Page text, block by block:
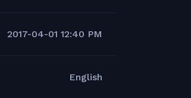
2017-04-01 12:40 PM
English